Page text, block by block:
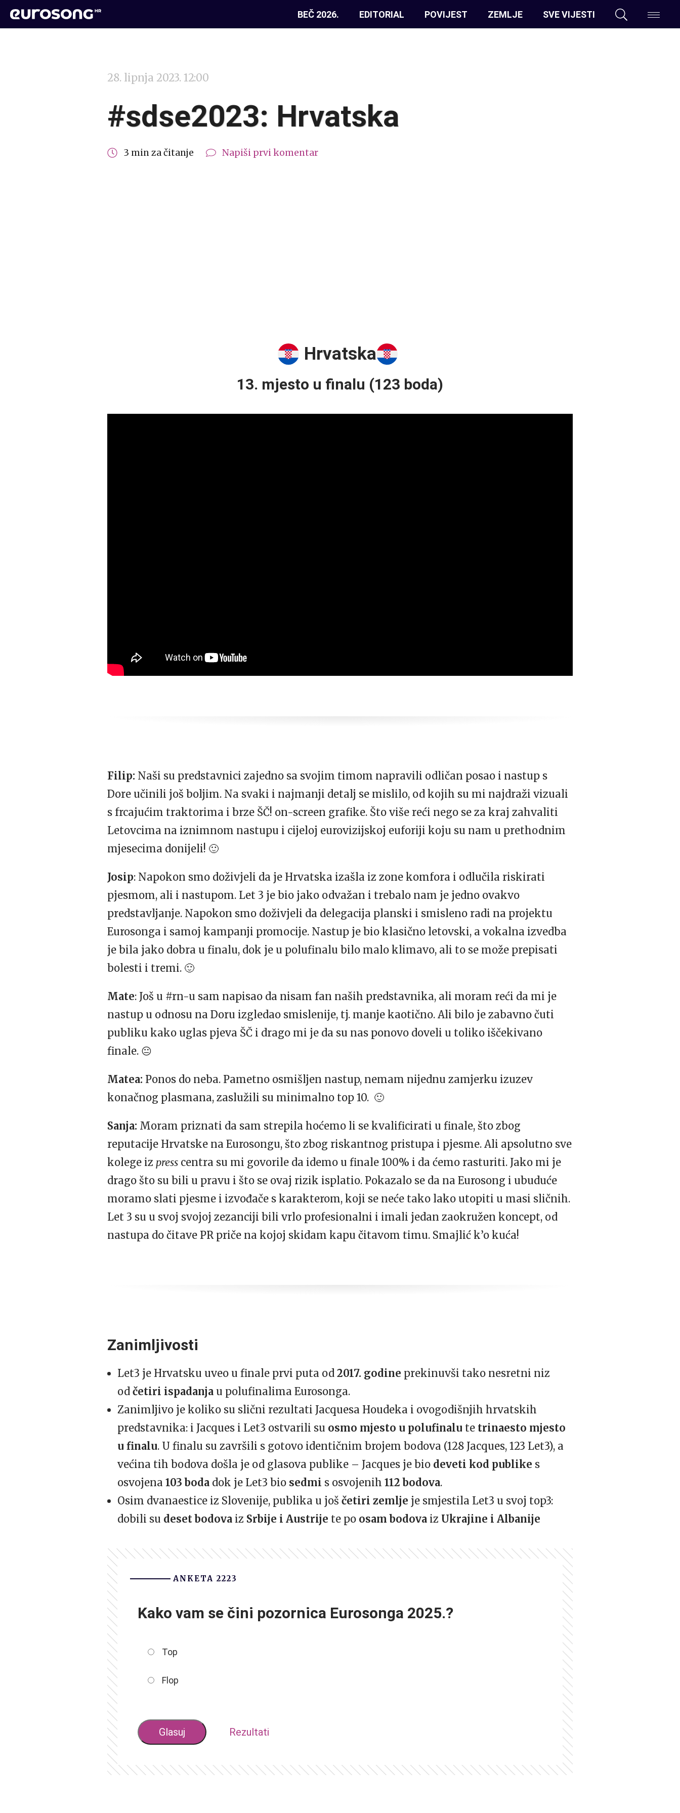
BEČ 2026. EDITORIAL POVIJEST ZEMLJE SVE VIJESTI
28. lipnja 2023. 12:00
#sdse2023: Hrvatska
3 min za čitanje Napiši prvi komentar
Hrvatska
13. mjesto u finalu (123 boda)
Filip: Naši su predstavnici zajedno sa svojim timom napravili odličan posao i nastup s
Dore učinili još boljim. Na svaki i najmanji detalj se mislilo, od kojih su mi najdraži vizuali
s frcajućim traktorima i brze ŠČ! on-screen grafike. Što više reći nego se za kraj zahvaliti
Letovcima na iznimnom nastupu i cijeloj eurovizijskoj euforiji koju su nam u prethodnim
mjesecima donijeli! 🙂
Josip: Napokon smo doživjeli da je Hrvatska izašla iz zone komfora i odlučila riskirati
pjesmom, ali i nastupom. Let 3 je bio jako odvažan i trebalo nam je jedno ovakvo
predstavljanje. Napokon smo doživjeli da delegacija planski i smisleno radi na projektu
Eurosonga i samoj kampanji promocije. Nastup je bio klasično letovski, a vokalna izvedba
je bila jako dobra u finalu, dok je u polufinalu bilo malo klimavo, ali to se može prepisati
bolesti i tremi. 🙂
Mate: Još u #rn-u sam napisao da nisam fan naših predstavnika, ali moram reći da mi je
nastup u odnosu na Doru izgledao smislenije, tj. manje kaotično. Ali bilo je zabavno čuti
publiku kako uglas pjeva ŠČ i drago mi je da su nas ponovo doveli u toliko iščekivano
finale. 😐
Matea: Ponos do neba. Pametno osmišljen nastup, nemam nijednu zamjerku izuzev
konačnog plasmana, zaslužili su minimalno top 10. 🙂
Sanja: Moram priznati da sam strepila hoćemo li se kvalificirati u finale, što zbog
reputacije Hrvatske na Eurosongu, što zbog riskantnog pristupa i pjesme. Ali apsolutno sve
kolege iz press centra su mi govorile da idemo u finale 100% i da ćemo rasturiti. Jako mi je
drago što su bili u pravu i što se ovaj rizik isplatio. Pokazalo se da na Eurosong i ubuduće
moramo slati pjesme i izvođače s karakterom, koji se neće tako lako utopiti u masi sličnih.
Let 3 su u svoj svojoj zezanciji bili vrlo profesionalni i imali jedan zaokružen koncept, od
nastupa do čitave PR priče na kojoj skidam kapu čitavom timu. Smajlić k’o kuća!
Zanimljivosti
Let3 je Hrvatsku uveo u finale prvi puta od 2017. godine prekinuvši tako nesretni niz
od četiri ispadanja u polufinalima Eurosonga.
Zanimljivo je koliko su slični rezultati Jacquesa Houdeka i ovogodišnjih hrvatskih
predstavnika: i Jacques i Let3 ostvarili su osmo mjesto u polufinalu te trinaesto mjesto
u finalu. U finalu su završili s gotovo identičnim brojem bodova (128 Jacques, 123 Let3), a
većina tih bodova došla je od glasova publike – Jacques je bio deveti kod publike s
osvojena 103 boda dok je Let3 bio sedmi s osvojenih 112 bodova.
Osim dvanaestice iz Slovenije, publika u još četiri zemlje je smjestila Let3 u svoj top3:
dobili su deset bodova iz Srbije i Austrije te po osam bodova iz Ukrajine i Albanije
ANKETA 2223
Kako vam se čini pozornica Eurosonga 2025.?
Top
Flop
Rezultati